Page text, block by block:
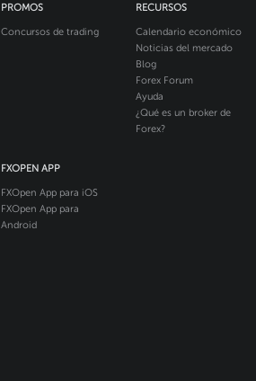
PROMOS
Concursos de trading
RECURSOS
Calendario económico
Noticias del mercado
Blog
Forex Forum
Ayuda
¿Qué es un broker de
Forex?
FXOPEN APP
FXOpen App para iOS
FXOpen App para
Android